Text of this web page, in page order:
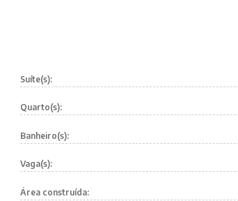
Suíte(s):
Quarto(s):
Banheiro(s):
Vaga(s):
Área construída: